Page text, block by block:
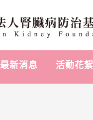
最新消息 活動花絮